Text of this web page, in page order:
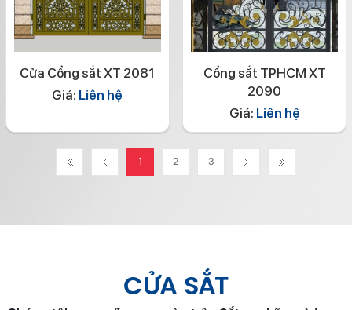
Cửa Cổng sắt XT 2081
Giá: Liên hệ
Cổng sắt TPHCM XT
2090
Giá: Liên hệ
2 3
CỬA SẮT